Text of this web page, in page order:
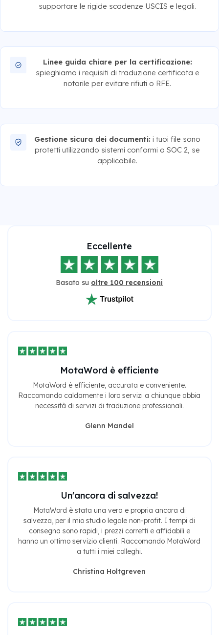
supportare le rigide scadenze USCIS e legali.
Linee guida chiare per la certificazione:
spieghiamo i requisiti di traduzione certificata e
notarile per evitare rifiuti o RFE.
Gestione sicura dei documenti: i tuoi file sono
protetti utilizzando sistemi conformi a SOC 2, se
applicabile.
Eccellente
Basato su oltre 100 recensioni
MotaWord è efficiente
MotaWord è efficiente, accurata e conveniente.
Raccomando caldamente i loro servizi a chiunque abbia
necessità di servizi di traduzione professionali.
Glenn Mandel
Un'ancora di salvezza!
MotaWord è stata una vera e propria ancora di
salvezza, per il mio studio legale non-profit. I tempi di
consegna sono rapidi, i prezzi corretti e affidabili e
hanno un ottimo servizio clienti. Raccomando MotaWord
a tutti i miei colleghi.
Christina Holtgreven